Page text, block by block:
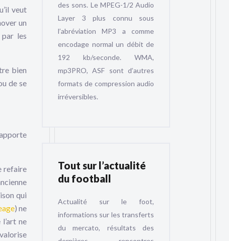
veut
un
les
bien
de se
refaire
qui
) ne
ne
des sons. Le MPEG-1/2 Audio
Layer 3 plus connu sous
l’abréviation MP3 a comme
encodage normal un débit de
192 kb/seconde. WMA,
mp3PRO, ASF sont d’autres
formats de compression audio
irréversibles.
Tout sur l’actualité
du football
Actualité sur le foot,
informations sur les transferts
du mercato, résultats des